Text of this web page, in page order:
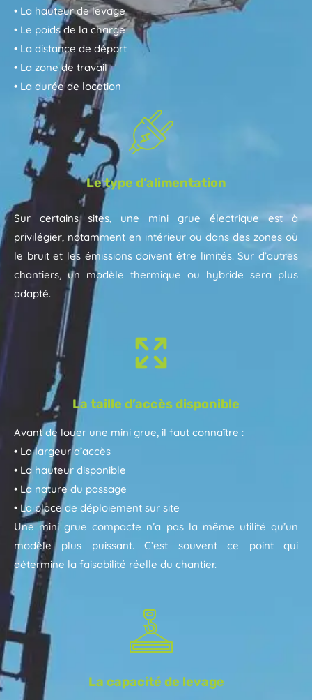
• La hauteur de levage
• Le poids de la charge
• La distance de déport
• La zone de travail
• La durée de location
Le type d’alimentation
Sur certains sites, une mini grue électrique est à
privilégier, notamment en intérieur ou dans des zones où
le bruit et les émissions doivent être limités. Sur d’autres
chantiers, un modèle thermique ou hybride sera plus
adapté.
La capacité de levage
La taille d’accès disponible
Avant de louer une mini grue, il faut connaître :
• La largeur d’accès
• La hauteur disponible
• La nature du passage
• La place de déploiement sur site
Une mini grue compacte n’a pas la même utilité qu’un
modèle plus puissant. C’est souvent ce point qui
détermine la faisabilité réelle du chantier.